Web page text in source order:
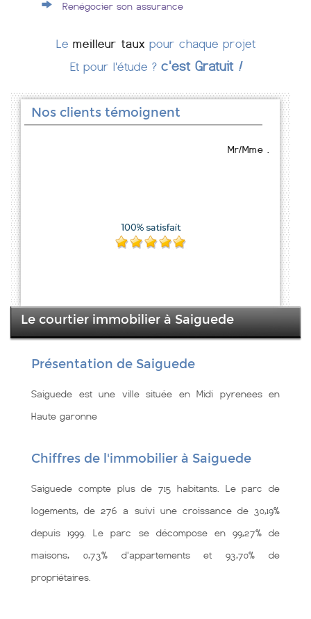
Renégocier son assurance
Le meilleur taux pour chaque projet
Et pour l'étude ? c'est Gratuit !
Nos clients témoignent
Mr/Mme .
Le courtier immobilier à Saiguede
Présentation de Saiguede
Saiguede est une ville située en Midi pyrenees en
Haute garonne
Chiffres de l'immobilier à Saiguede
Saiguede compte plus de 715 habitants. Le parc de
logements, de 276 a suivi une croissance de 30,19%
depuis 1999. Le parc se décompose en 99,27% de
maisons, 0,73% d'appartements et 93,70% de
propriétaires.